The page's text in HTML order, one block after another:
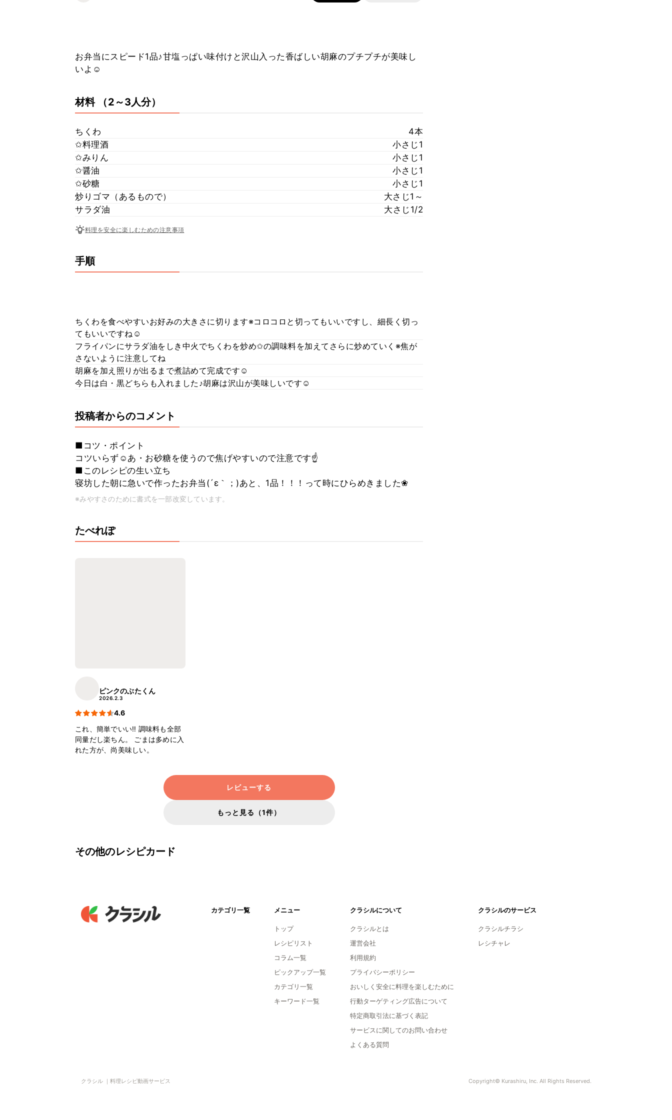
お弁当にスピード1品♪甘塩っぱい味付けと沢山入った香ばしい胡麻のプチプチが美味し
いよ☺
材料 （2～3人分）
ちくわ
4本
✩料理酒
小さじ1
✩みりん
小さじ1
✩醤油
小さじ1
✩砂糖
小さじ1
炒りゴマ（あるもので）
大さじ1～
サラダ油
大さじ1/2
料理を安全に楽しむための注意事項
手順
ちくわを食べやすいお好みの大きさに切ります※コロコロと切ってもいいですし、細長く切っ
てもいいですね☺
フライパンにサラダ油をしき中火でちくわを炒め✩の調味料を加えてさらに炒めていく※焦が
さないように注意してね
胡麻を加え照りが出るまで煮詰めて完成です☺
今日は白・黒どちらも入れました♪胡麻は沢山が美味しいです☺
投稿者からのコメント
■コツ・ポイント
コツいらず☺あ・お砂糖を使うので焦げやすいので注意です☝
■このレシピの生い立ち
寝坊した朝に急いで作ったお弁当(´ε｀；)あと、1品！！！って時にひらめきました❀
※みやすさのために書式を一部改変しています。
たべれぽ
ピンクのぶたくん
2026.2.3
4.6
これ、簡単でいい‼️ 調味料も全部
同量だし楽ちん。 ごまは多めに入
れた方が、尚美味しい。
レビューする
もっと見る（1件）
その他のレシピカード
カテゴリ一覧 メニュー
トップ
レシピリスト
コラム一覧
ピックアップ一覧
カテゴリ一覧
キーワード一覧
クラシルについて
クラシルとは
運営会社
利用規約
プライバシーポリシー
おいしく安全に料理を楽しむために
行動ターゲティング広告について
特定商取引法に基づく表記
サービスに関してのお問い合わせ
よくある質問
クラシルのサービス
クラシルチラシ
レシチャレ
クラシル ｜料理レシピ動画サービス Copyright© Kurashiru, Inc. All Rights Reserved.